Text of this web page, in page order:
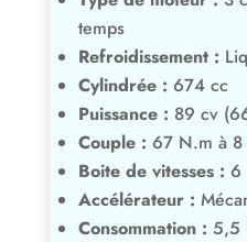
Cylindrée : 674 cc
Puissance :
89 cv
Couple : 67 N.m à 8
Boite de vitesses :
Accélérateur :
Consommation :
Émission de CO2 :